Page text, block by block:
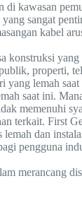
di kawasan
sangat
kabel
konstruksi
properti,
yang lemah
saat ini.
memenuhi
terkait. First
dan
pengguna
merancang